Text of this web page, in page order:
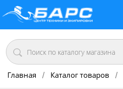
Главная / Каталог товаров /